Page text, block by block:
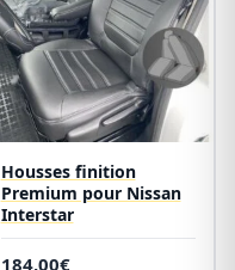
Housses finition
Premium pour Nissan
Interstar
184,00€